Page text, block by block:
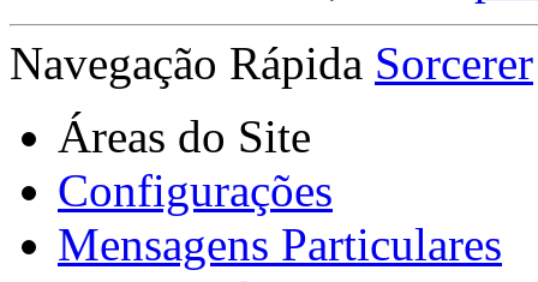
Navegação Rápida Sorcerer
Áreas do Site
Configurações
Mensagens Particulares